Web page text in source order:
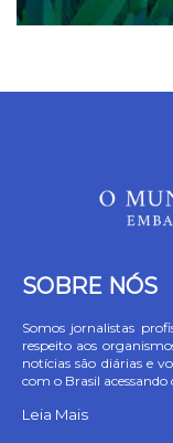
SOBRE NÓS
Somos jornalistas
respeito aos
notícias são diárias e
com o Brasil acessando
Leia Mais